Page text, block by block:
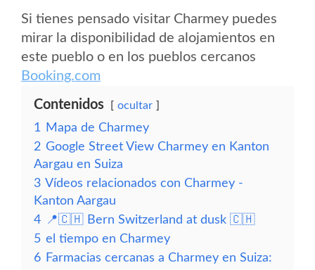
Si tienes pensado visitar Charmey puedes
mirar la disponibilidad de alojamientos en
este pueblo o en los pueblos cercanos
Booking.com
Contenidos ocultar
1
Mapa de Charmey
2 Google Street View Charmey en Kanton
Aargau en Suiza
3 Vídeos relacionados con Charmey -
Kanton Aargau
4
📍🇨🇭 Bern Switzerland at dusk 🇨🇭
5 el tiempo en Charmey
6 Farmacias cercanas a Charmey en Suiza: